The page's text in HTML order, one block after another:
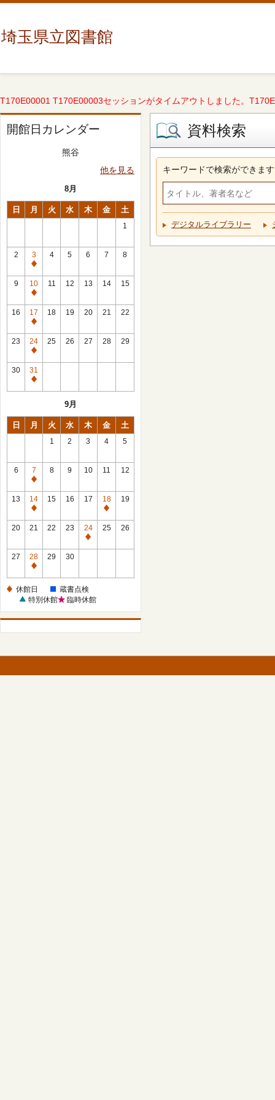
埼玉県立図書館
T170E00001 T170E00003セッションがタイムアウトしました。
開館日カレンダー
熊谷
他を見る
8月
日 月 火 水 木 金 土
1
2
3
休
館
日
4 5 6 7 8
9
10
休
館
日
11 12 13 14 15
16
17
休
館
日
18 19 20 21 22
23
24
休
館
日
25 26 27 28 29
30
31
休
9月
日 月 火 水 木 金 土
1 2 3 4 5
6
7
休
館
日
8 9 10 11 12
13
14
休
館
15 16 17
18
休
館
19
20 21 22 23
24
休
25 26
27
28
休
日
29 30
休館日
蔵書点検
特別休館
臨時休館
資料検索
キーワードで検索ができます
デジタルライブラリー